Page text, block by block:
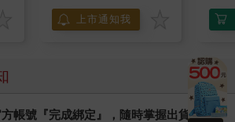
上市通知我
帳號『完成綁定』，隨時掌握出貨動